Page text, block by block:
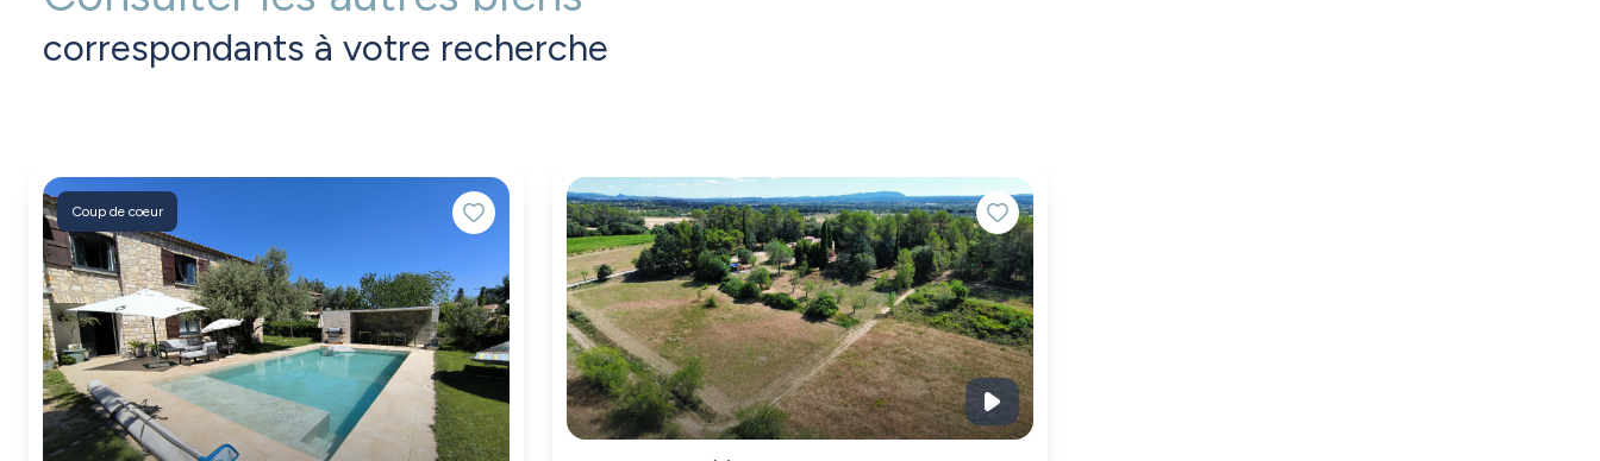
correspondants à votre recherche
Coup de coeur